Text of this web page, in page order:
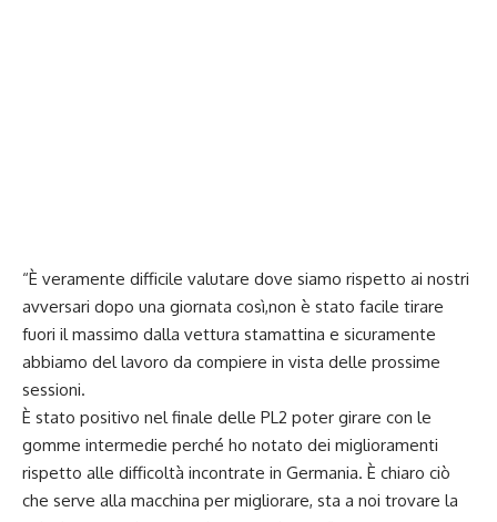
“È veramente difficile valutare dove siamo rispetto ai nostri
avversari dopo una giornata così,non è stato facile tirare
fuori il massimo dalla vettura stamattina e sicuramente
abbiamo del lavoro da compiere in vista delle prossime
sessioni.
È stato positivo nel finale delle PL2 poter girare con le
gomme intermedie perché ho notato dei miglioramenti
rispetto alle difficoltà incontrate in Germania. È chiaro ciò
che serve alla macchina per migliorare, sta a noi trovare la